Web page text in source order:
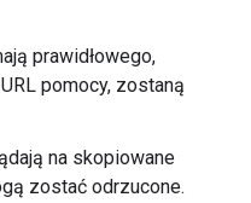
prawidłowego,
pomocy, zostaną
na skopiowane
zostać odrzucone.